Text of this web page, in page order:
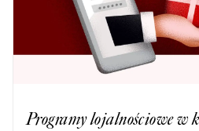
Programy lojalnościowe w